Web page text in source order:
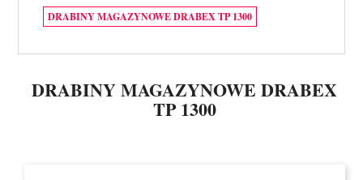
DRABINY MAGAZYNOWE DRABEX TP 1300
DRABINY MAGAZYNOWE DRABEX
TP 1300